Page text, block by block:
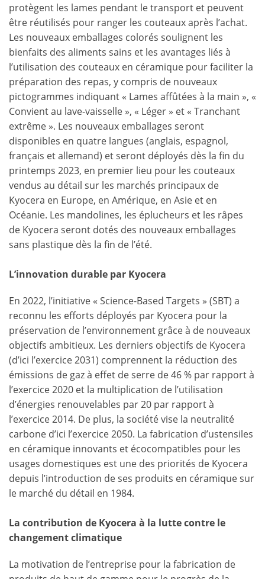
protègent les lames pendant le transport et peuvent
être réutilisés pour ranger les couteaux après l’achat.
Les nouveaux emballages colorés soulignent les
bienfaits des aliments sains et les avantages liés à
l’utilisation des couteaux en céramique pour faciliter la
préparation des repas, y compris de nouveaux
pictogrammes indiquant « Lames affûtées à la main », «
Convient au lave-vaisselle », « Léger » et « Tranchant
extrême ». Les nouveaux emballages seront
disponibles en quatre langues (anglais, espagnol,
français et allemand) et seront déployés dès la fin du
printemps 2023, en premier lieu pour les couteaux
vendus au détail sur les marchés principaux de
Kyocera en Europe, en Amérique, en Asie et en
Océanie. Les mandolines, les éplucheurs et les râpes
de Kyocera seront dotés des nouveaux emballages
sans plastique dès la fin de l’été.
L’innovation durable par Kyocera
En 2022, l’initiative « Science-Based Targets » (SBT) a
reconnu les efforts déployés par Kyocera pour la
préservation de l’environnement grâce à de nouveaux
objectifs ambitieux. Les derniers objectifs de Kyocera
(d’ici l’exercice 2031) comprennent la réduction des
émissions de gaz à effet de serre de 46 % par rapport à
l’exercice 2020 et la multiplication de l’utilisation
d’énergies renouvelables par 20 par rapport à
l’exercice 2014. De plus, la société vise la neutralité
carbone d’ici l’exercice 2050. La fabrication d’ustensiles
en céramique innovants et écocompatibles pour les
usages domestiques est une des priorités de Kyocera
depuis l’introduction de ses produits en céramique sur
le marché du détail en 1984.
La contribution de Kyocera à la lutte contre le
changement climatique
La motivation de l’entreprise pour la fabrication de